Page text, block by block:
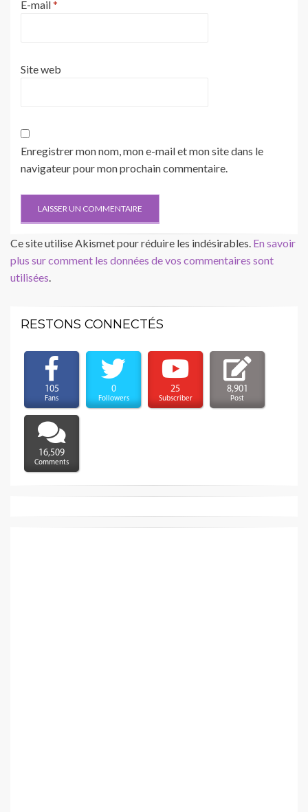
E-mail*
Site web
Enregistrer mon nom, mon e-mail et mon site dans le
navigateur pour mon prochain commentaire.
Ce site utilise Akismet pour réduire les indésirables. En savoir
plus sur comment les données de vos commentaires sont
utilisées.
RESTONS CONNECTÉS
105
Fans
0
Followers
25
Subscriber
8,901
Post
16,509
Comments